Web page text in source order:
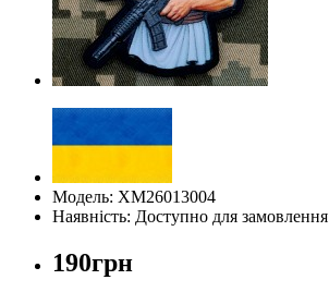
Модель: ХМ26013004
Наявність: Доступно для замовлення
190грн